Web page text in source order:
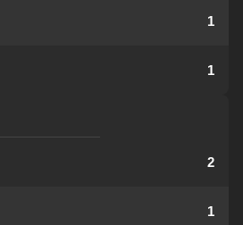
1
1
2
1